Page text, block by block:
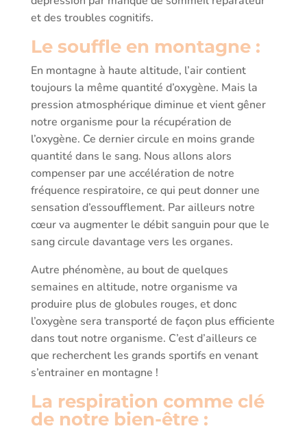
et des troubles cognitifs.
Le souffle en montagne :
En montagne à haute altitude, l’air contient
toujours la même quantité d’oxygène. Mais la
pression atmosphérique diminue et vient gêner
notre organisme pour la récupération de
l’oxygène. Ce dernier circule en moins grande
quantité dans le sang. Nous allons alors
compenser par une accélération de notre
fréquence respiratoire, ce qui peut donner une
sensation d’essoufflement. Par ailleurs notre
cœur va augmenter le débit sanguin pour que le
sang circule davantage vers les organes.
Autre phénomène, au bout de quelques
semaines en altitude, notre organisme va
produire plus de globules rouges, et donc
l’oxygène sera transporté de façon plus efficiente
dans tout notre organisme. C’est d’ailleurs ce
que recherchent les grands sportifs en venant
s’entrainer en montagne !
La respiration comme clé
de notre bien-être :